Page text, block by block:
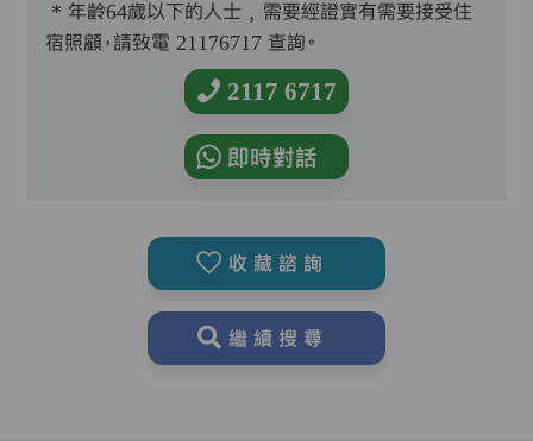
* 年齡64歲以下的人士﹐需要經證實有需要接受住
宿照顧，請致電 21176717 查詢。
2117 6717
即時對話
收藏諮詢
繼續搜尋